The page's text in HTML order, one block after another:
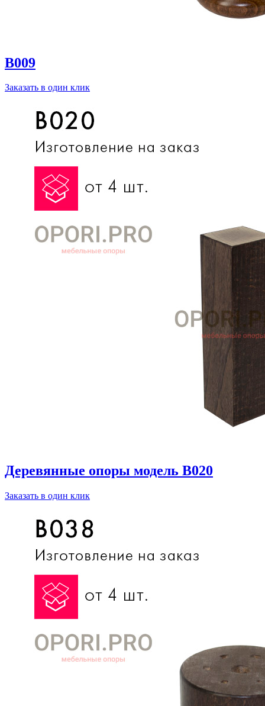
B009
Заказать в один клик
Деревянные опоры модель B020
Заказать в один клик